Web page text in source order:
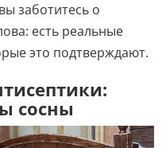
заботитесь о
есть реальные
это подтверждают.
сосны